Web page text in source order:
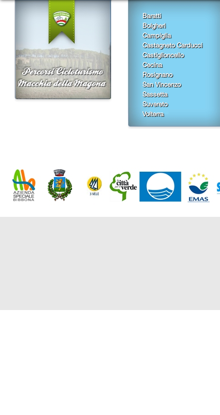
Baratti
Bolgheri
Campiglia
Castagneto Carducci
Castiglioncello
Cecina
Rosignano
San Vincenzo
Sassetta
Suvereto
Volterra